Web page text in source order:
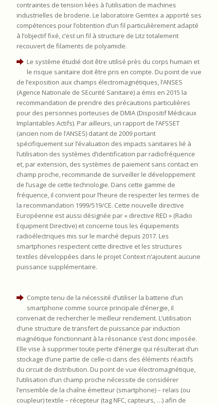
contraintes de tension liées à l’utilisation de machines
industrielles de broderie. Le laboratoire Gemtex a apporté ses
compétences pour l’obtention d’un fil particulièrement adapté
à l’objectif fixé, c’est un fil à structure de Litz totalement
recouvert de filaments de polyamide.
Le système étudié doit être utilisé près du corps humain et
le risque sanitaire doit être pris en compte. Du point de vue
de l’exposition aux champs électromagnétiques, l’ANSES
(Agence Nationale de SEcurité Sanitaire) a émis en 2015 la
recommandation de prendre des précautions particulières
pour des personnes porteuses de DMIA (Dispositif Médicaux
Implantables Actifs). Par ailleurs, un rapport de l’AFSSET
(ancien nom de l’ANSES) datant de 2009 portant
spécifiquement sur l’évaluation des impacts sanitaires lié à
l’utilisation des systèmes d’identification par radiofréquence
et, par extension, des systèmes de paiement sans contact en
champ proche, recommande de surveiller le développement
de l’usage de cette technologie. Dans cette gamme de
fréquence, il convient pour l’heure de respecter les termes de
la recommandation 1999/519/CE. Cette nouvelle directive
Européenne est aussi désignée par « directive RED » (Radio
Equipment Directive) et concerne tous les équipements
radioélectriques mis sur le marché depuis 2017. Les
smartphones respectent cette directive et les structures
textiles développées dans le projet Context n’ajoutent aucune
puissance supplémentaire.
Compte tenu de la nécessité d’utiliser la batterie d’un
smartphone comme source principale d’énergie, il
convenait de rechercher le meilleur rendement. L’utilisation
d’une structure de transfert de puissance par induction
magnétique fonctionnant à la résonance s’est donc imposée.
Elle vise à supprimer toute perte d’énergie qui résulterait d’un
stockage d’une partie de celle-ci dans des éléments réactifs
du circuit de distribution. Du point de vue électromagnétique,
l’utilisation d’un champ proche nécessite de considérer
l’ensemble de la chaîne émetteur (smartphone) – relais (ou
coupleur) textile – récepteur (tag NFC, capteurs, …) afin de